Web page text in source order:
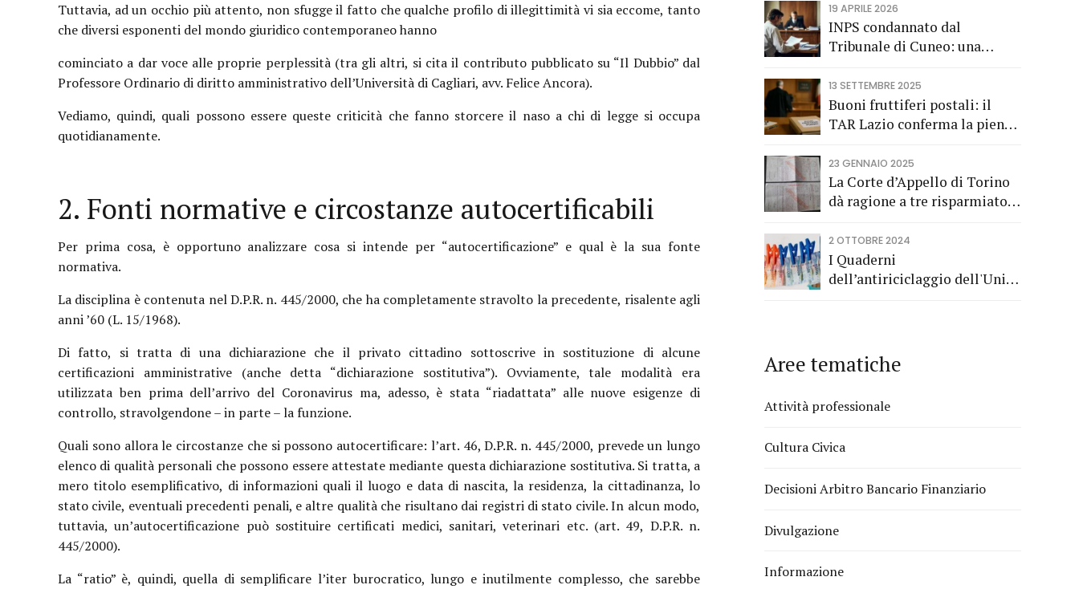
Tuttavia, ad un occhio più attento, non sfugge il fatto che qualche profilo di illegittimità vi sia eccome, tanto
che diversi esponenti del mondo giuridico contemporaneo hanno
cominciato a dar voce alle proprie perplessità (tra gli altri, si cita il contributo pubblicato su “Il Dubbio” dal
Professore Ordinario di diritto amministrativo dell’Università di Cagliari, avv. Felice Ancora).
Vediamo, quindi, quali possono essere queste criticità che fanno storcere il naso a chi di legge si occupa
quotidianamente.
2. Fonti normative e circostanze autocertificabili
Per prima cosa, è opportuno analizzare cosa si intende per “autocertificazione” e qual è la sua fonte
normativa.
La disciplina è contenuta nel D.P.R. n. 445/2000, che ha completamente stravolto la precedente, risalente agli
anni ’60 (L. 15/1968).
Di fatto, si tratta di una dichiarazione che il privato cittadino sottoscrive in sostituzione di alcune
certificazioni amministrative (anche detta “dichiarazione sostitutiva”). Ovviamente, tale modalità era
utilizzata ben prima dell’arrivo del Coronavirus ma, adesso, è stata “riadattata” alle nuove esigenze di
controllo, stravolgendone – in parte – la funzione.
Quali sono allora le circostanze che si possono autocertificare: l’art. 46, D.P.R. n. 445/2000, prevede un lungo
elenco di qualità personali che possono essere attestate mediante questa dichiarazione sostitutiva. Si tratta, a
mero titolo esemplificativo, di informazioni quali il luogo e data di nascita, la residenza, la cittadinanza, lo
stato civile, eventuali precedenti penali, e altre qualità che risultano dai registri di stato civile. In alcun modo,
tuttavia, un’autocertificazione può sostituire certificati medici, sanitari, veterinari etc. (art. 49, D.P.R. n.
445/2000).
La “ratio” è, quindi, quella di semplificare l’iter burocratico, lungo e inutilmente complesso, che sarebbe
19 APRILE 2026
INPS condannato dal
Tribunale di Cuneo: una
Fossano vince una causa
grazie all’Avv. Alberto Rizzo
di Bra
13 SETTEMBRE 2025
Buoni fruttiferi postali: il
TAR Lazio conferma la piena
Consumo a tutela dei
risparmiatori titolari di buoni
fruttiferi postali.
23 GENNAIO 2025
La Corte d’Appello di Torino
dà ragione a tre risparmiatori
2 OTTOBRE 2024
I Quaderni
dell’antiriciclaggio dell'Unità
Aree tematiche
Attività professionale
Cultura Civica
Decisioni Arbitro Bancario Finanziario
Divulgazione
Informazione